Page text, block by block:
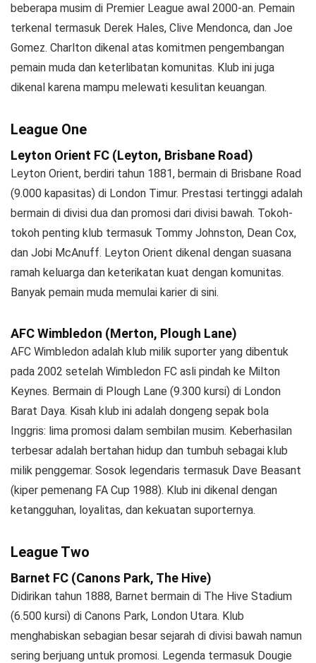
beberapa musim di Premier League awal 2000-an. Pemain
terkenal termasuk Derek Hales, Clive Mendonca, dan Joe
Gomez. Charlton dikenal atas komitmen pengembangan
pemain muda dan keterlibatan komunitas. Klub ini juga
dikenal karena mampu melewati kesulitan keuangan.
League One
Leyton Orient FC (Leyton, Brisbane Road)
Leyton Orient, berdiri tahun 1881, bermain di Brisbane Road
(9.000 kapasitas) di London Timur. Prestasi tertinggi adalah
bermain di divisi dua dan promosi dari divisi bawah. Tokoh-
tokoh penting klub termasuk Tommy Johnston, Dean Cox,
dan Jobi McAnuff. Leyton Orient dikenal dengan suasana
ramah keluarga dan keterikatan kuat dengan komunitas.
Banyak pemain muda memulai karier di sini.
AFC Wimbledon (Merton, Plough Lane)
AFC Wimbledon adalah klub milik suporter yang dibentuk
pada 2002 setelah Wimbledon FC asli pindah ke Milton
Keynes. Bermain di Plough Lane (9.300 kursi) di London
Barat Daya. Kisah klub ini adalah dongeng sepak bola
Inggris: lima promosi dalam sembilan musim. Keberhasilan
terbesar adalah bertahan hidup dan tumbuh sebagai klub
milik penggemar. Sosok legendaris termasuk Dave Beasant
(kiper pemenang FA Cup 1988). Klub ini dikenal dengan
ketangguhan, loyalitas, dan kekuatan suporternya.
League Two
Barnet FC (Canons Park, The Hive)
Didirikan tahun 1888, Barnet bermain di The Hive Stadium
(6.500 kursi) di Canons Park, London Utara. Klub
menghabiskan sebagian besar sejarah di divisi bawah namun
sering berjuang untuk promosi. Legenda termasuk Dougie